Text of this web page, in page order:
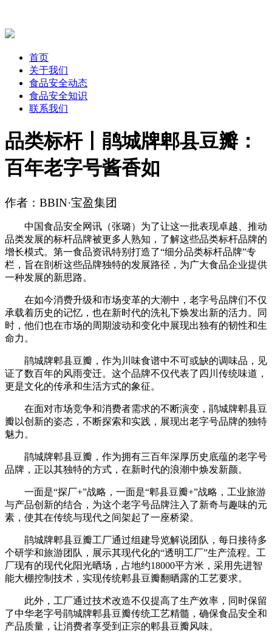
首页
关于我们
食品安全动态
食品安全知识
联系我们
品类标杆丨鹃城牌郫县豆瓣：
百年老字号酱香如
作者：BBIN·宝盈集团
中国食品安全网讯（张璐）为了让这一批表现卓越、推动
品类发展的标杆品牌被更多人熟知，了解这些品类标杆品牌的
增长模式。第一食品资讯特别打造了“细分品类标杆品牌”专
栏，旨在剖析这些品牌独特的发展路径，为广大食品企业提供
一种发展的新思路。
在如今消费升级和市场变革的大潮中，老字号品牌们不仅
承载着历史的记忆，也在新时代的洗礼下焕发出新的活力。同
时，他们也在市场的周期波动和变化中展现出独有的韧性和生
命力。
鹃城牌郫县豆瓣，作为川味食谱中不可或缺的调味品，见
证了数百年的风雨变迁。这个品牌不仅代表了四川传统味道，
更是文化的传承和生活方式的象征。
在面对市场竞争和消费者需求的不断演变，鹃城牌郫县豆
瓣以创新的姿态，不断探索和实践，展现出老字号品牌的独特
魅力。
鹃城牌郫县豆瓣，作为拥有三百年深厚历史底蕴的老字号
品牌，正以其独特的方式，在新时代的浪潮中焕发新颜。
一面是“探厂+”战略，一面是“郫县豆瓣+”战略，工业旅游
与产品创新的结合，为这个老字号品牌注入了新奇与趣味的元
素，使其在传统与现代之间架起了一座桥梁。
鹃城牌郫县豆瓣工厂通过组建导览解说团队，每日接待多
个研学和旅游团队，展示其现代化的“透明工厂”生产流程。工
厂现有的现代化阳光晒场，占地约18000平方米，采用先进智
能大棚控制技术，实现传统郫县豆瓣翻晒露的工艺要求。
此外，工厂通过技术改造不仅提高了生产效率，同时保留
了中华老字号鹃城牌郫县豆瓣传统工艺精髓，确保食品安全和
产品质量，让消费者享受到正宗的郫县豆瓣风味。